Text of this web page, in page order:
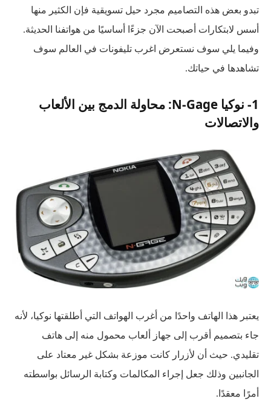
تبدو بعض هذه التصاميم مجرد حيل تسويقية فإن الكثير منها
أسس لابتكارات أصبحت الآن جزءًا أساسيًا من هواتفنا الحديثة.
وفيما يلي سوف نستعرض اغرب تليفونات في العالم سوف
تشاهدها في حياتك.
1- نوكيا N-Gage: محاولة الدمج بين الألعاب
والاتصالات
يعتبر هذا الهاتف واحدًا من أغرب الهواتف التي أطلقتها نوكيا، لأنه
جاء بتصميم أقرب إلى جهاز ألعاب محمول منه إلى هاتف
تقليدي. حيث أن لأزرار كانت موزعة بشكل غير معتاد على
الجانبين وذلك جعل إجراء المكالمات وكتابة الرسائل بواسطته
أمرًا معقدًا.